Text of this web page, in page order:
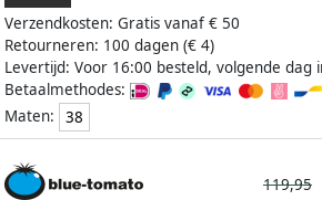
Verzendkosten: Gratis vanaf € 50
Retourneren: 100 dagen (€ 4)
Levertijd: Voor 16:00 besteld, volgende dag
Betaalmethodes:
Maten:
38
119,95